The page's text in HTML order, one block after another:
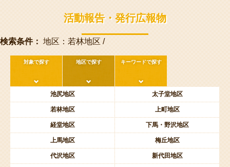
活動報告・発行広報物
検索条件： 地区：若林地区 /
対象で探す 地区で探す キーワードで探す
池尻地区 太子堂地区
若林地区 上町地区
経堂地区 下馬・野沢地区
上馬地区 梅丘地区
代沢地区 新代田地区